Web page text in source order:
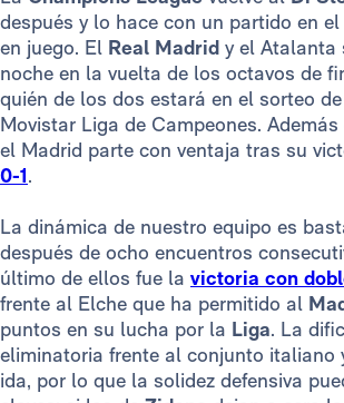
después y lo hace con un partido en
en juego. El Real Madrid y el Atalanta
noche en la vuelta de los octavos de
quién de los dos estará en el sorteo
Movistar Liga de Campeones.
el Madrid parte con ventaja tras su
0-1.
La dinámica de nuestro equipo es
después de ocho encuentros
último de ellos fue la victoria con
frente al Elche que ha permitido al
puntos en su lucha por la Liga. La
eliminatoria frente al conjunto italiano
ida, por lo que la solidez defensiva